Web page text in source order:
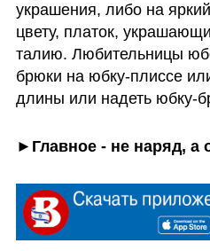
украшения, либо на
цвету, платок,
талию. Любительницы
брюки на юбку-плиссе
длины или надеть юбку-
►Главное - не наряд, а